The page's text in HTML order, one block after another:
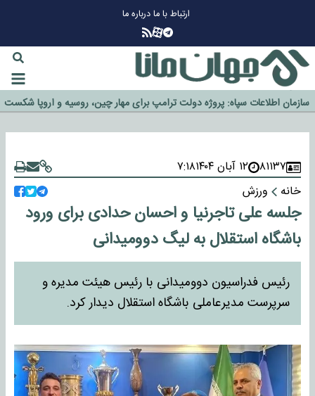
ارتباط با مادرباره ما
چرا طلا دوباره افزایشی شد؟
گزینه جدایی اوسمار روی میز مدیران پرسپولیس
سازمان اطلاعات سپاه: پروژه دولت ترامپ برای مهار چین، روسیه و اروپا شکست
خورد ۸۱۱۳۷ ۱۲ آبان ۱۴۰۴
۷:۱۸
خانه
ورزش
جلسه علی تاجرنیا و احسان حدادی برای ورود
باشگاه استقلال به لیگ دوومیدانی
رئیس فدراسیون دوومیدانی با رئیس هیئت مدیره و
سرپرست مدیرعاملی باشگاه استقلال دیدار کرد.